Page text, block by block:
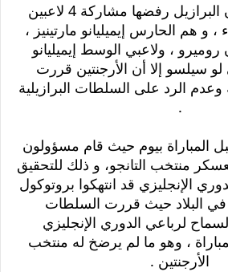
و بالرغم من إعلان البرازيل رفضها مشاركة 4 لاعبين
، و هم الحارس إيميليانو مارتينيز ،
روميرو ، ولاعبي الوسط إيميليانو
لو سيلسو إلا أن الأرجنتين قررت
الرد على السلطات البرازيلية
.
المباراة بيوم حيث قام مسؤولون
منتخب التانجو، و ذلك للتحقيق
الإنجليزي قد انتهكوا بروتوكول
البلاد حيث قررت السلطات
لرباعي الدوري الإنجليزي
، وهو ما لم يرضخ له منتخب
الأرجنتين .